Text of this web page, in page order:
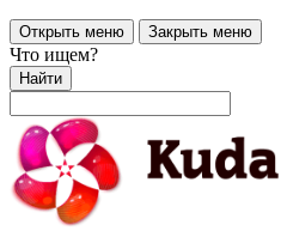
Открыть меню Закрыть меню
Что ищем?
Найти